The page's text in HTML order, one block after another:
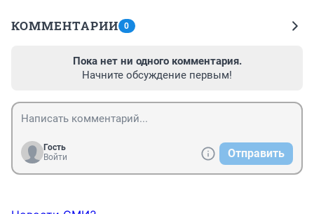
КОММЕНТАРИИ 0
Пока нет ни одного комментария.
Начните обсуждение первым!
Гость
Войти
Отправить